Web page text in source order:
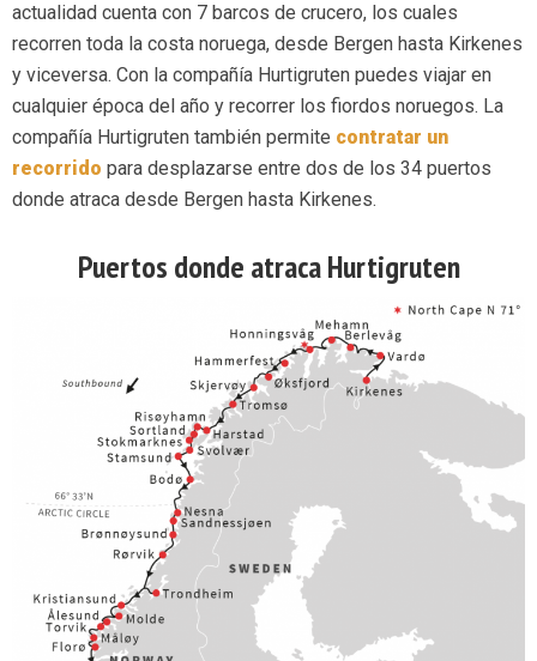
actualidad cuenta con 7 barcos de crucero, los cuales
recorren toda la costa noruega, desde Bergen hasta Kirkenes
y viceversa. Con la compañía Hurtigruten puedes viajar en
cualquier época del año y recorrer los fiordos noruegos. La
compañía Hurtigruten también permite contratar un
recorrido para desplazarse entre dos de los 34 puertos
donde atraca desde Bergen hasta Kirkenes.
Puertos donde atraca Hurtigruten